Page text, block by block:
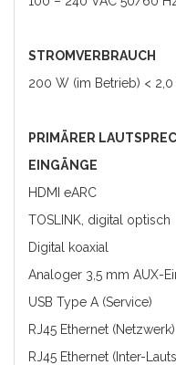
STROMVERBRAUCH
200 W (im Betrieb) <
PRIMÄRER
EINGÄNGE
HDMI eARC
TOSLINK, digital optisch
Digital koaxial
Analoger 3,5 mm AUX-
USB Type A (Service)
RJ45 Ethernet (Netzwerk)
RJ45 Ethernet (Inter-